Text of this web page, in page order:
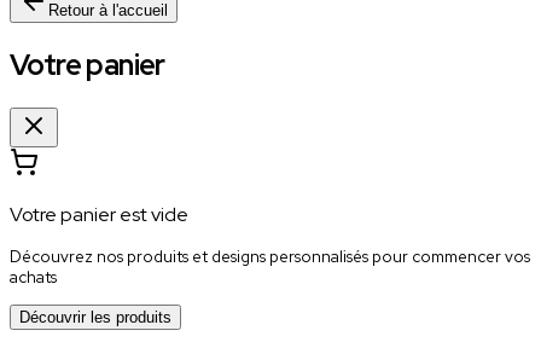
Retour à l'accueil
Votre panier
Votre panier est vide
Découvrez nos produits et designs personnalisés pour commencer vos
achats
Découvrir les produits